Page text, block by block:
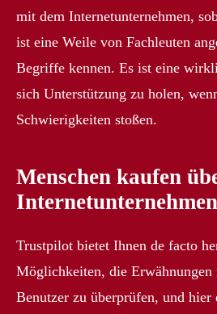
mit dem Internetunternehmen,
ist eine Weile von Fachleuten
Begriffe kennen. Es ist eine
sich Unterstützung zu holen,
Schwierigkeiten stoßen.
Menschen kaufen
Internetunternehmen
Trustpilot bietet Ihnen de facto
Möglichkeiten, die Erwähnungen
Benutzer zu überprüfen, und